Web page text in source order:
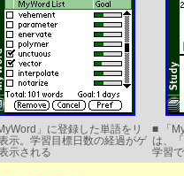
」に登録した単語をリ
示。学習目標日数の経過がゲ
示される
■ 「
は、
学習